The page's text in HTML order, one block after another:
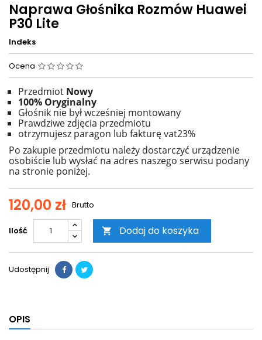
Naprawa Głośnika Rozmów Huawei
P30 Lite
Indeks
Ocena
Przedmiot Nowy
100% Oryginalny
Głośnik nie był wcześniej montowany
Prawdziwe zdjęcia przedmiotu
otrzymujesz paragon lub fakturę vat23%
Po zakupie przedmiotu należy dostarczyć urządzenie
osobiście lub wysłać na adres naszego serwisu podany
na stronie poniżej.
120,00 zł Brutto
Ilość  Dodaj do koszyka
Udostępnij
OPIS